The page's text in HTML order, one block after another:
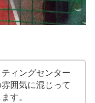
ィングセンター
囲気に混じって
す。